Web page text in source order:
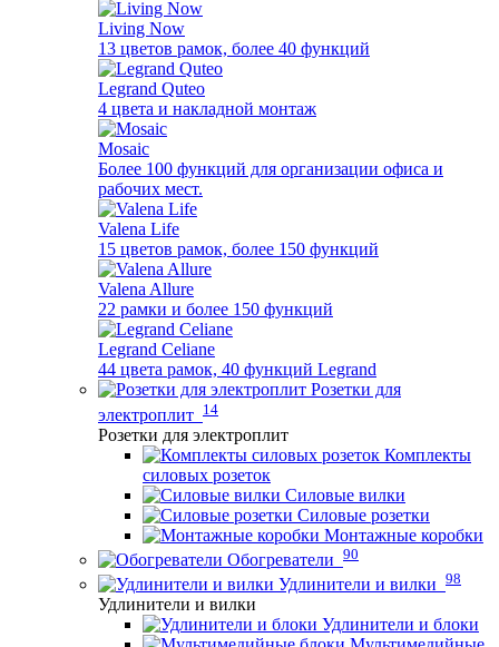
Living Now
13 цветов рамок, более 40 функций
Legrand Quteo
4 цвета и накладной монтаж
Mosaic
Более 100 функций для организации офиса и
рабочих мест.
Valena Life
15 цветов рамок, более 150 функций
Valena Allure
22 рамки и более 150 функций
Legrand Celiane
44 цвета рамок, 40 функций Legrand
Розетки для
электроплит 14
Розетки для электроплит
Комплекты
силовых розеток
Силовые вилки
Силовые розетки
Монтажные коробки
Обогреватели 90
Удлинители и вилки 98
Удлинители и вилки
Удлинители и блоки